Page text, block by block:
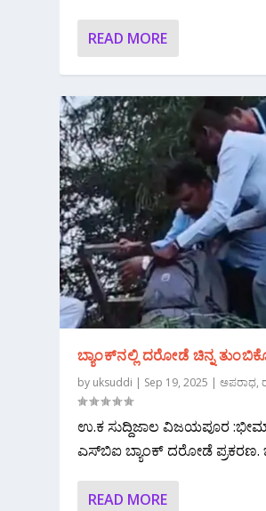
READ MORE
ಬ್ಯಾಂಕ್‌ನಲ್ಲಿ ದರೋಡೆ ಚಿನ್ನ
by uksuddi | Sep 19, 2025 |ಅಪರಾಧ,
ಉ.ಕ‌ ಸುದ್ದಿಜಾಲ ವಿಜಯಪೂರ
ಎಸ್‌ಬಿಐ ಬ್ಯಾಂಕ್ ದರೋಡೆ ಪ್ರಕರಣ.
READ MORE